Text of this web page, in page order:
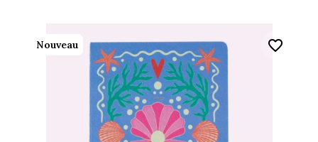
Nouveau favorite_border